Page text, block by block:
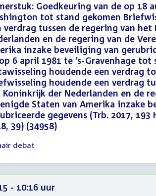
Goedkeuring van de op 18
tot stand gekomen
verdrag tussen de regering van
en de regering van de
inzake beveiliging van
6 april 1981 te ’s-Gravenhage tot
houdende een verdrag
houdende een verdrag
Koninkrijk der Nederlanden en de
Staten van Amerika inzake
gegevens (Trb. 2017, 193
39) (34958)
debat
- 10:16 uur